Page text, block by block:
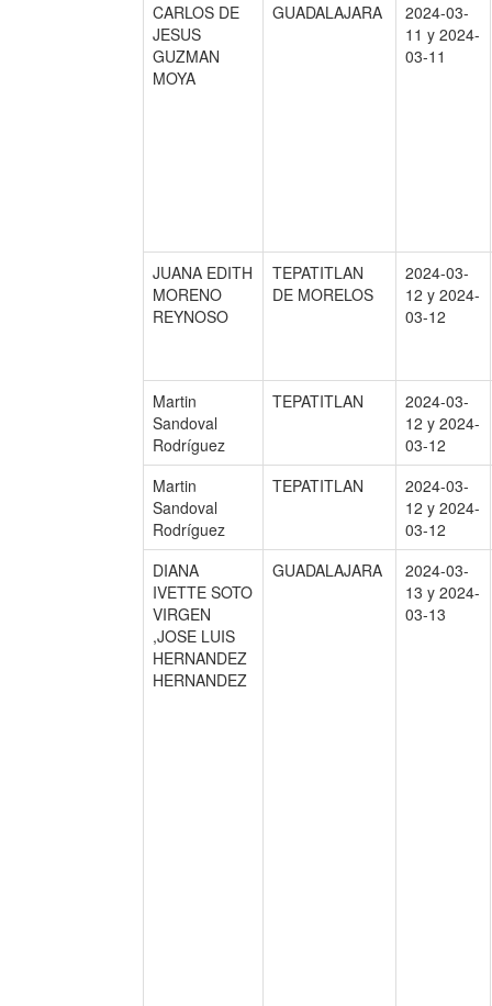
CARLOS DE
JESUS
GUZMAN
MOYA
GUADALAJARA
2024-03-
11 y 2024-
03-11
JUANA EDITH
MORENO
REYNOSO
TEPATITLAN
DE MORELOS
2024-03-
12 y 2024-
03-12
Martin
Sandoval
Rodríguez
TEPATITLAN
2024-03-
12 y 2024-
03-12
Martin
Sandoval
Rodríguez
TEPATITLAN
2024-03-
12 y 2024-
03-12
DIANA
IVETTE SOTO
VIRGEN
,JOSE LUIS
HERNANDEZ
HERNANDEZ
GUADALAJARA
2024-03-
13 y 2024-
03-13